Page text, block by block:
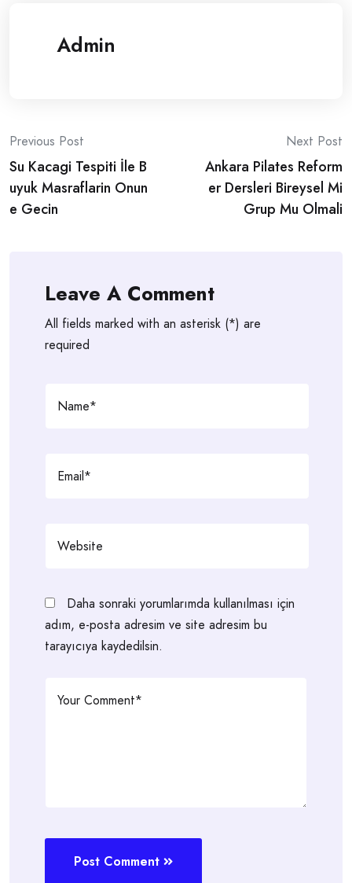
Admin
Post
navigation
Previous Post
Su Kacagi Tespiti İle B
uyuk Masraflarin Onun
e Gecin
Next Post
Ankara Pilates Reform
er Dersleri Bireysel Mi
Grup Mu Olmali
Leave A Comment
All fields marked with an asterisk (*) are
required
Daha sonraki yorumlarımda kullanılması için
adım, e-posta adresim ve site adresim bu
tarayıcıya kaydedilsin.
Post Comment